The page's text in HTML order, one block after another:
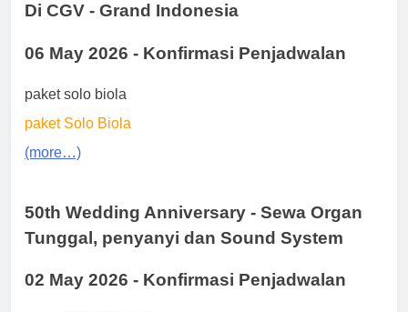
Di CGV - Grand Indonesia
06 May 2026 - Konfirmasi Penjadwalan
paket solo biola
paket Solo Biola
(more…)
50th Wedding Anniversary - Sewa Organ
Tunggal, penyanyi dan Sound System
02 May 2026 - Konfirmasi Penjadwalan